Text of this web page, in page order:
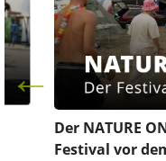
Der NATURE
Festival vor